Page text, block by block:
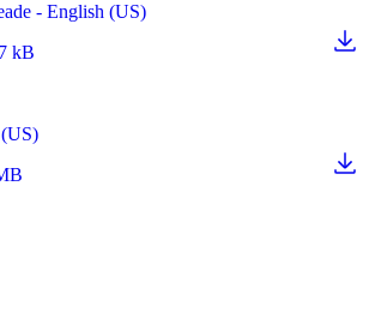
- English (US)
kB